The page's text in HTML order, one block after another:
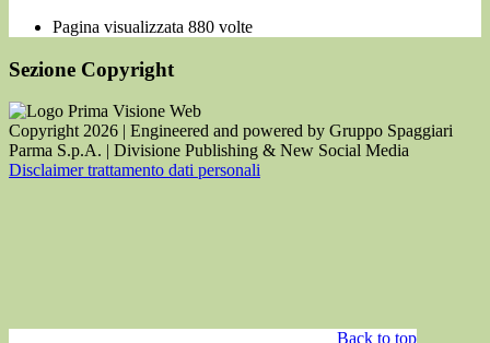
Pagina visualizzata 880 volte
Sezione Copyright
Copyright 2026 | Engineered and powered by Gruppo Spaggiari
Parma S.p.A. | Divisione Publishing & New Social Media
Disclaimer trattamento dati personali
Back to top